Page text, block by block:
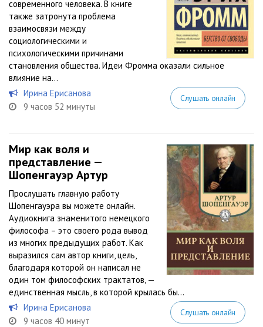
современного человека. В книге
также затронута проблема
взаимосвязи между
социологическими и
психологическими причинами
становления общества. Идеи Фромма оказали сильное
влияние на...
Ирина Ерисанова
9 часов 52 минуты
Слушать онлайн
Мир как воля и
представление —
Шопенгауэр Артур
Прослушать главную работу
Шопенгауэра вы можете онлайн.
Аудиокнига знаменитого немецкого
философа – это своего рода вывод
из многих предыдущих работ. Как
выразился сам автор книги, цель,
благодаря которой он написал не
один том философских трактатов, —
единственная мысль, в которой крылась бы...
Ирина Ерисанова
9 часов 40 минут
Слушать онлайн